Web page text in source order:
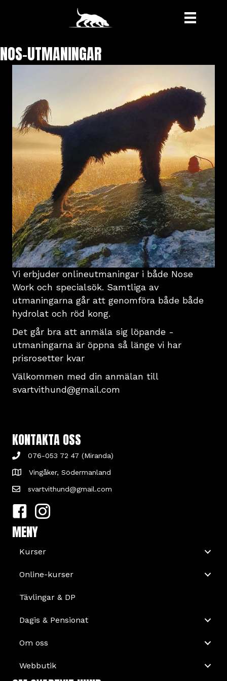
NOS-UTMANINGAR
Vi erbjuder onlineutmaningar i både Nose
Work och specialsök. Samtliga av
utmaningarna går att genomföra både både
hydrolat och röd kong.
Det går bra att anmäla sig löpande -
utmaningarna är öppna så länge vi har
prisrosetter kvar
Välkommen med din anmälan till
svartvithund@gmail.com
KONTAKTA OSS
076-053 72 47 (Miranda)
Vingåker, Södermanland
svartvithund@gmail.com
MENY
Kurser
Online-kurser
Tävlingar & DP
Dagis & Pensionat
Om oss
Webbutik